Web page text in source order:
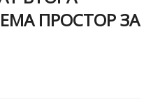
ПРОСТОР ЗА